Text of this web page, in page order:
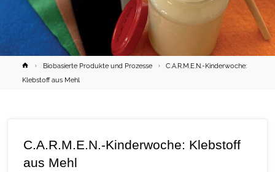
HomeBiobasierte Produkte und Prozesse
C.A.R.M.E.N.-Kinderwoche:
Klebstoff aus Mehl
C.A.R.M.E.N.-Kinderwoche: Klebstoff
aus Mehl